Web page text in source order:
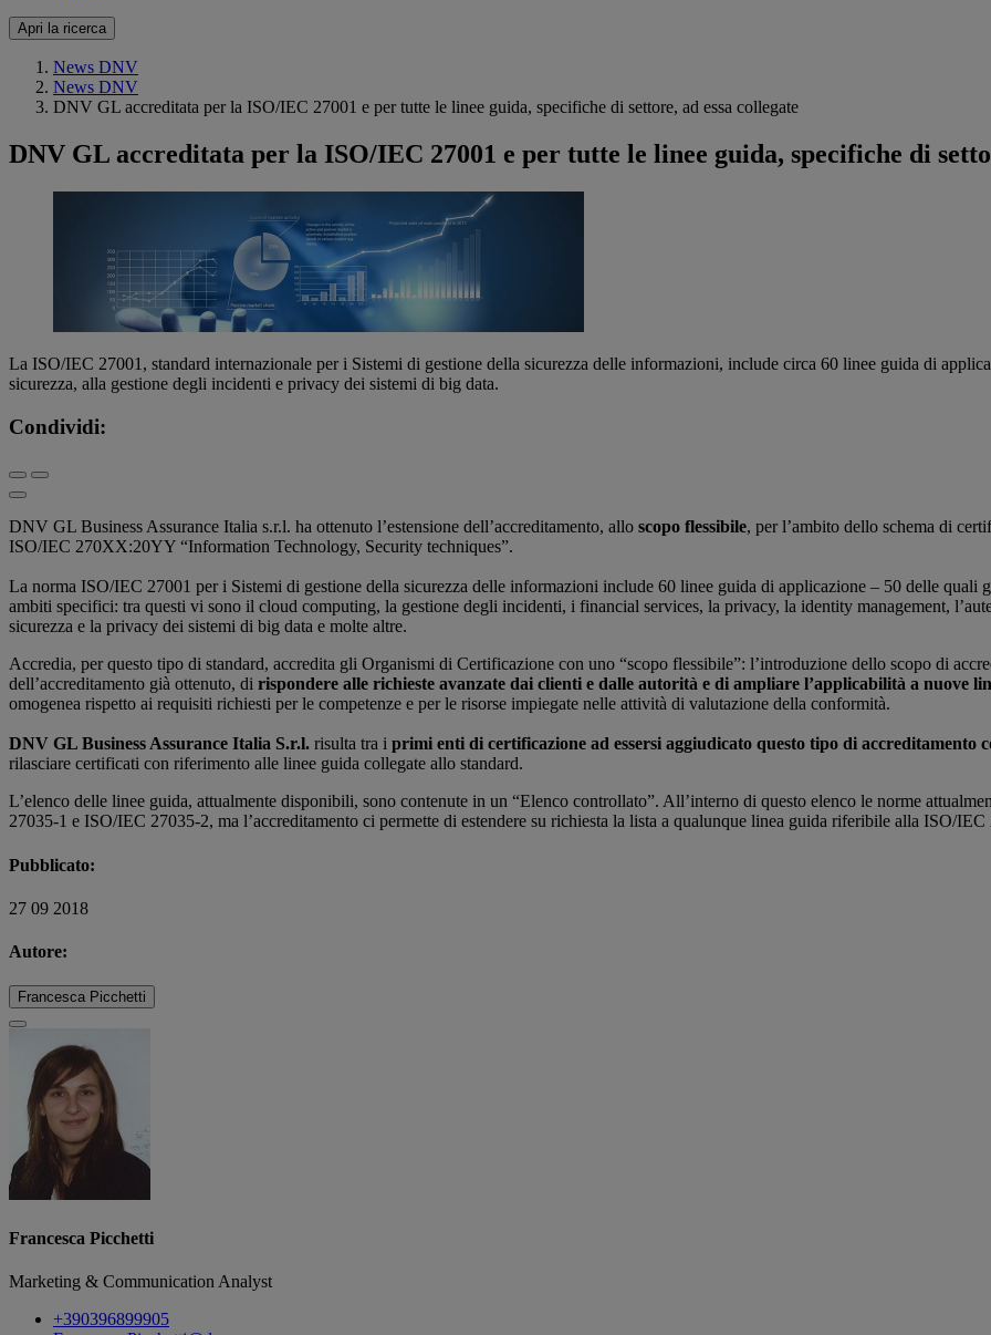
Apri la ricerca
News DNV
News DNV
DNV GL accreditata per la ISO/IEC 27001 e per tutte le linee guida, specifiche di settore, ad essa collegate
DNV GL accreditata per la ISO/IEC 27001 e per tutte le linee guida, specifiche di
La ISO/IEC 27001, standard internazionale per i Sistemi di gestione della sicurezza delle informazioni, include circa 60 linee guida di
sicurezza, alla gestione degli incidenti e privacy dei sistemi di big data.
Condividi:
DNV GL Business Assurance Italia s.r.l. ha ottenuto l’estensione dell’accreditamento, allo scopo flessibile, per l’ambito dello schema di
ISO/IEC 270XX:20YY “Information Technology, Security techniques”.
La norma ISO/IEC 27001 per i Sistemi di gestione della sicurezza delle informazioni include 60 linee guida di applicazione – 50 delle quali
ambiti specifici: tra questi vi sono il cloud computing, la gestione degli incidenti, i financial services, la privacy, la identity management,
sicurezza e la privacy dei sistemi di big data e molte altre.
Accredia, per questo tipo di standard, accredita gli Organismi di Certificazione con uno “scopo flessibile”: l’introduzione dello scopo di
dell’accreditamento già ottenuto, di rispondere alle richieste avanzate dai clienti e dalle autorità e di ampliare l’applicabilità a nuove
omogenea rispetto ai requisiti richiesti per le competenze e per le risorse impiegate nelle attività di valutazione della conformità.
DNV GL Business Assurance Italia S.r.l. risulta tra i primi enti di certificazione ad essersi aggiudicato questo tipo di accreditamento
rilasciare certificati con riferimento alle linee guida collegate allo standard.
L’elenco delle linee guida, attualmente disponibili, sono contenute in un “Elenco controllato”. All’interno di questo elenco le norme
27035-1 e ISO/IEC 27035-2, ma l’accreditamento ci permette di estendere su richiesta la lista a qualunque linea guida riferibile alla ISO/IEC
Pubblicato:
27 09 2018
Autore:
Francesca Picchetti
Francesca Picchetti
Marketing & Communication Analyst
+390396899905